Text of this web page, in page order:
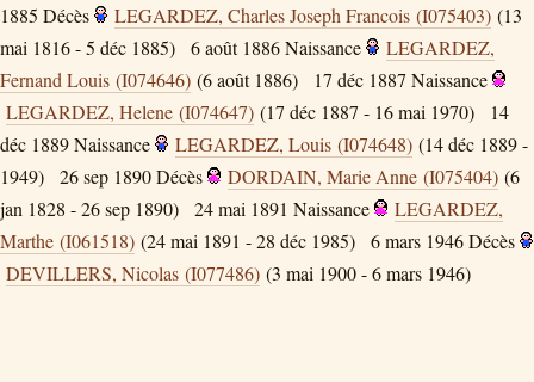
1885 Décès LEGARDEZ, Charles Joseph Francois (I075403) (13
mai 1816 - 5 déc 1885)
6 août 1886Naissance
LEGARDEZ,
Fernand Louis (I074646) (6 août 1886) 17 déc 1887 Naissance
LEGARDEZ, Helene (I074647) (17 déc 1887 - 16 mai 1970)
14
déc 1889Naissance LEGARDEZ, Louis (I074648) (14 déc 1889 -
1949)
26 sep 1890Décès DORDAIN, Marie Anne (I075404) (6
jan 1828 - 26 sep 1890)
24 mai 1891 Naissance
LEGARDEZ,
Marthe (I061518) (24 mai 1891 - 28 déc 1985) 6 mars 1946Décès
DEVILLERS, Nicolas (I077486) (3 mai 1900 - 6 mars 1946)